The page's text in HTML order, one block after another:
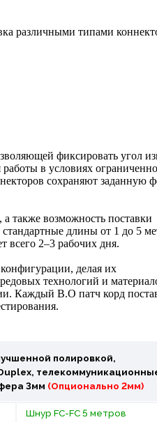
различными типами
фиксировать угол
в условиях
сохраняют заданную
также возможность поставки
длины от 1 до 5
всего 2–3 рабочих дня.
делая их
технологий и
Каждый В.О патч корд
полировкой,
3мм (Опционально 2мм)
Шнур FC-FC 5 метров